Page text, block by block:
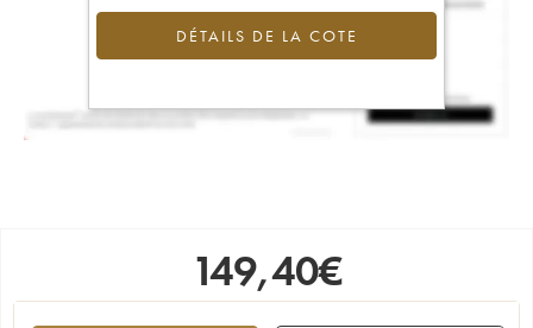
DÉTAILS DE LA COTE
149,40€